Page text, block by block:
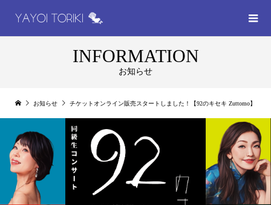
INFORMATION
お知らせ
お知らせ チケットオンライン販売スタートしました！【92のキセキ Zuttomo】